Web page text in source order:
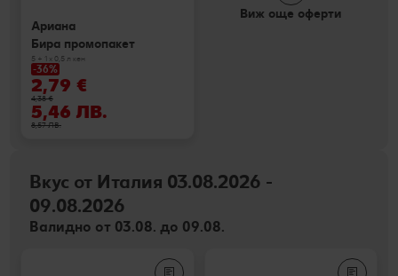
Ариана
Бира промопакет
5 + 1 х 0,5 л кен
-36%
2,79 €
4,38 €
5,46 ЛВ.
8,57 ЛВ.
Виж още оферти
Вкус от Италия 03.08.2026 -
09.08.2026
Валидно от 03.08. до 09.08.